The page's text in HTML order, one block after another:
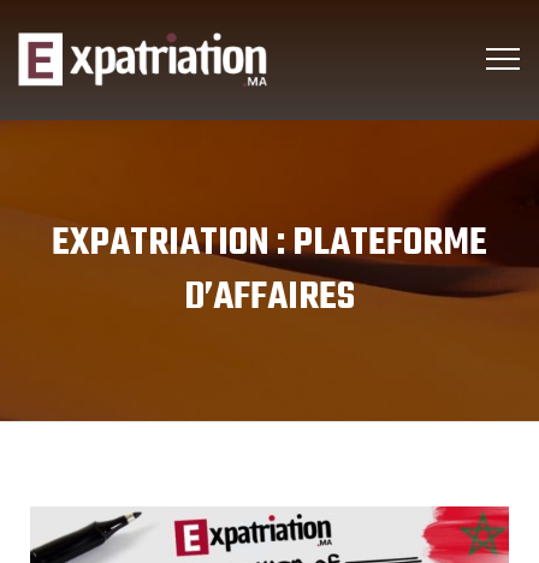
EXPATRIATION :PLATEFORME
D’AFFAIRES